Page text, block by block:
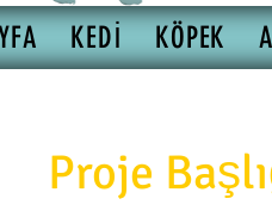
KEDİ KÖPEK
Proje